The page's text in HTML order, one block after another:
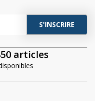
articles